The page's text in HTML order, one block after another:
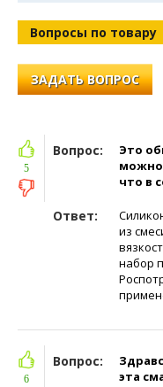
Вопросы по товару
ЗАДАТЬ ВОПРОС
Вопрос:
Это
можно
что в
Ответ:
из
набор
5
Вопрос:
эта
6